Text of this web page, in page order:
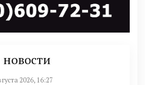
2026, 16:27